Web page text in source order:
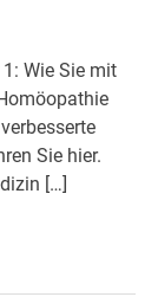
Wie Sie mit
Sie hier.
[…]